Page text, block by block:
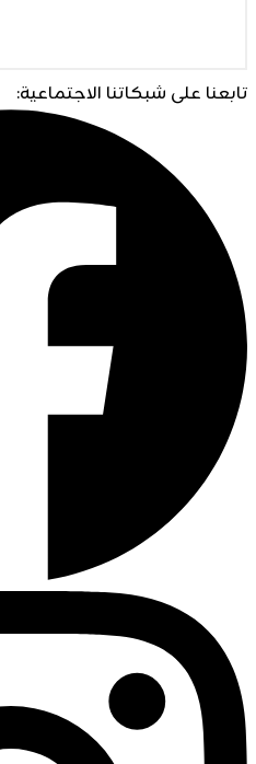
تابعنا على شبكاتنا الاجتماعية: